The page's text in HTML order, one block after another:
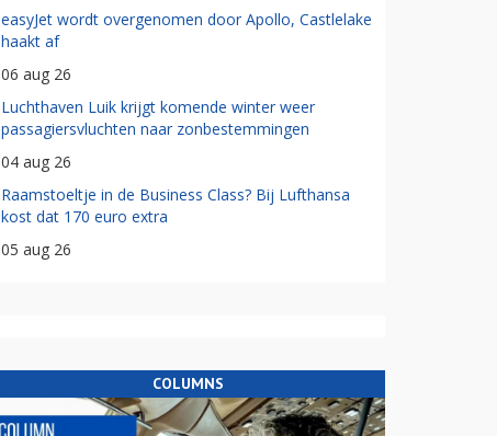
easyJet wordt overgenomen door Apollo, Castlelake
haakt af
06 aug 26
Luchthaven Luik krijgt komende winter weer
passagiersvluchten naar zonbestemmingen
04 aug 26
Raamstoeltje in de Business Class? Bij Lufthansa
kost dat 170 euro extra
05 aug 26
COLUMNS